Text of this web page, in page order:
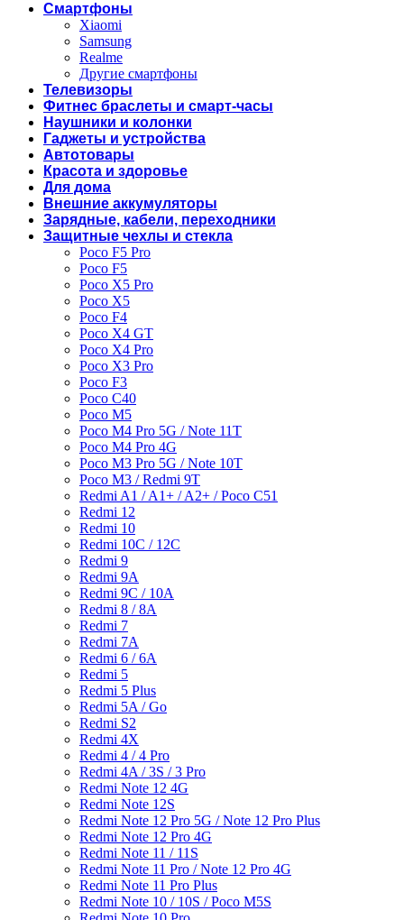
Смартфоны
Xiaomi
Samsung
Realme
Другие смартфоны
Телевизоры
Фитнес браслеты и смарт-часы
Наушники и колонки
Гаджеты и устройства
Автотовары
Красота и здоровье
Для дома
Внешние аккумуляторы
Зарядные, кабели, переходники
Защитные чехлы и стекла
Poco F5 Pro
Poco F5
Poco X5 Pro
Poco X5
Poco F4
Poco X4 GT
Poco X4 Pro
Poco X3 Pro
Poco F3
Poco C40
Poco M5
Poco M4 Pro 5G / Note 11T
Poco M4 Pro 4G
Poco M3 Pro 5G / Note 10T
Poco M3 / Redmi 9T
Redmi A1 / A1+ / A2+ / Poco C51
Redmi 12
Redmi 10
Redmi 10C / 12C
Redmi 9
Redmi 9A
Redmi 9C / 10A
Redmi 8 / 8A
Redmi 7
Redmi 7A
Redmi 6 / 6A
Redmi 5
Redmi 5 Plus
Redmi 5A / Go
Redmi S2
Redmi 4X
Redmi 4 / 4 Pro
Redmi 4A / 3S / 3 Pro
Redmi Note 12 4G
Redmi Note 12S
Redmi Note 12 Pro 5G / Note 12 Pro Plus
Redmi Note 12 Pro 4G
Redmi Note 11 / 11S
Redmi Note 11 Pro / Note 12 Pro 4G
Redmi Note 11 Pro Plus
Redmi Note 10 / 10S / Poco M5S